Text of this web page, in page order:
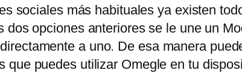
sociales más habituales ya existen
opciones anteriores se le une un
a uno. De esa manera
puedes utilizar Omegle en tu